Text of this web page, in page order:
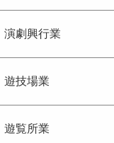
演劇興行業
遊技場業
遊覧所業